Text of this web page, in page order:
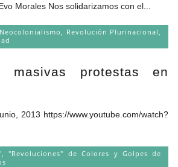
Morales Nos solidarizamos con el...
Neocolonialismo Revolución Plurinacional
masivas protestas en
2013 https://www.youtube.com/watch?
"Revoluciones" de Colores y Golpes de